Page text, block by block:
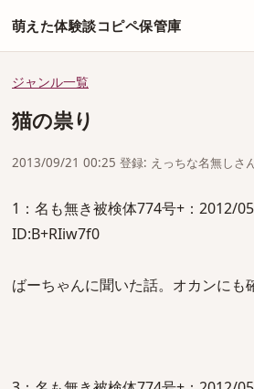
萌えた体験談コピペ保管庫
ジャンル一覧
猫の祟り
2013/09/21 00:25 登録: えっちな名無しさ
1：名も無き被検体774号+：2012/
ID:B+RIiw7f0
ばーちゃんに聞いた話。オカンにも